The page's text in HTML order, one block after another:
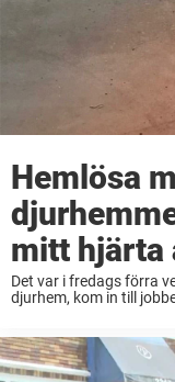
Hemlösa
mitt hjärta
Det var i fredags förra
djurhem, kom in till